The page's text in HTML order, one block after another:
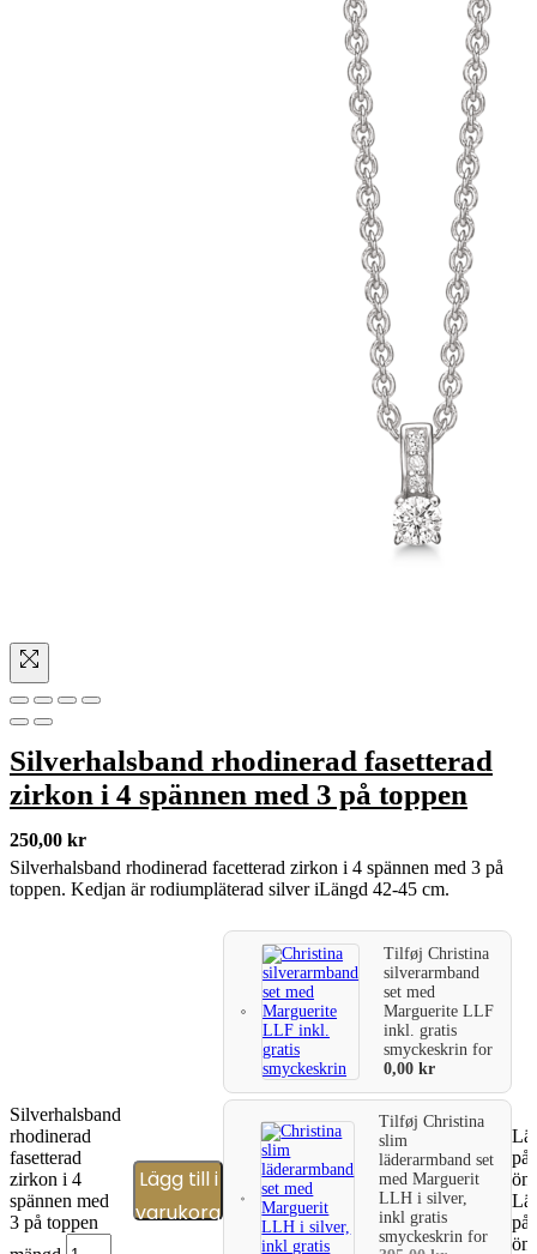
Silverhalsband rhodinerad fasetterad
zirkon i 4 spännen med 3 på toppen
250,00 kr
Silverhalsband rhodinerad facetterad zirkon i 4 spännen med 3 på
toppen. Kedjan är rodiumpläterad silver iLängd 42-45 cm.
Silverhalsband
rhodinerad
fasetterad
zirkon i 4
spännen med
3 på toppen
Lägg till i
varukorg
TilføjChristina
silverarmband
set med
Marguerite LLF
inkl. gratis
smyckeskrinfor
0,00kr
TilføjChristina
slim
läderarmband set
med Marguerit
LLH i silver,
inkl gratis
smyckeskrinfor
på
på